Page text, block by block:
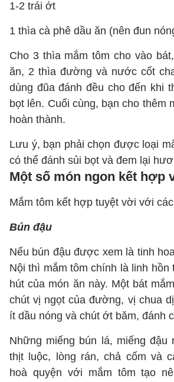
1-2 trái ớt
1 thìa cà phê dầu ăn (nên đun
Cho 3 thìa mắm tôm cho vào
ăn, 2 thìa đường và nước cốt
dùng đũa đánh đều cho đến khi
bọt lên. Cuối cùng, bạn cho thêm
hoàn thành.
Lưu ý, bạn phải chọn được loại
có thể đánh sủi bọt và đem lại
Một số món ngon kết hợp
Mắm tôm kết hợp tuyệt vời với
Bún đậu
Nếu bún đậu được xem là tinh
Nội thì mắm tôm chính là linh hồn
hút của món ăn này. Một bát
chút vị ngọt của đường, vị chua
ít dầu nóng và chút ớt băm, đánh
Những miếng bún lá, miếng đậu
thịt luộc, lòng rán, chả cốm và
hoà quyện với mắm tôm tạo